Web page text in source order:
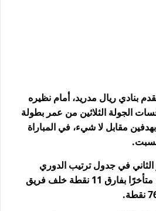
بنادي ريال مدريد، أمام نظيره
الجولة الثلاثين من عمر بطولة
مقابل لا شيء، في المباراة
في جدول ترتيب الدوري
الإسباني برصيد 65 نقطة، متأخرًا بفارق 11 نقطة خلف فريق